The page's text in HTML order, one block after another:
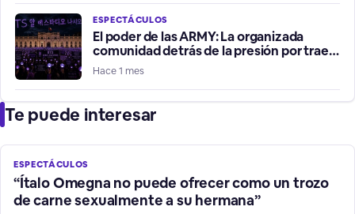
ESPECTÁCULOS
El poder de las ARMY: La organizada
comunidad detrás de la presión por traer
a BTS a Chile
Hace 1 mes
Te puede interesar
ESPECTÁCULOS
“Ítalo Omegna no puede ofrecer como un trozo
de carne sexualmente a su hermana”